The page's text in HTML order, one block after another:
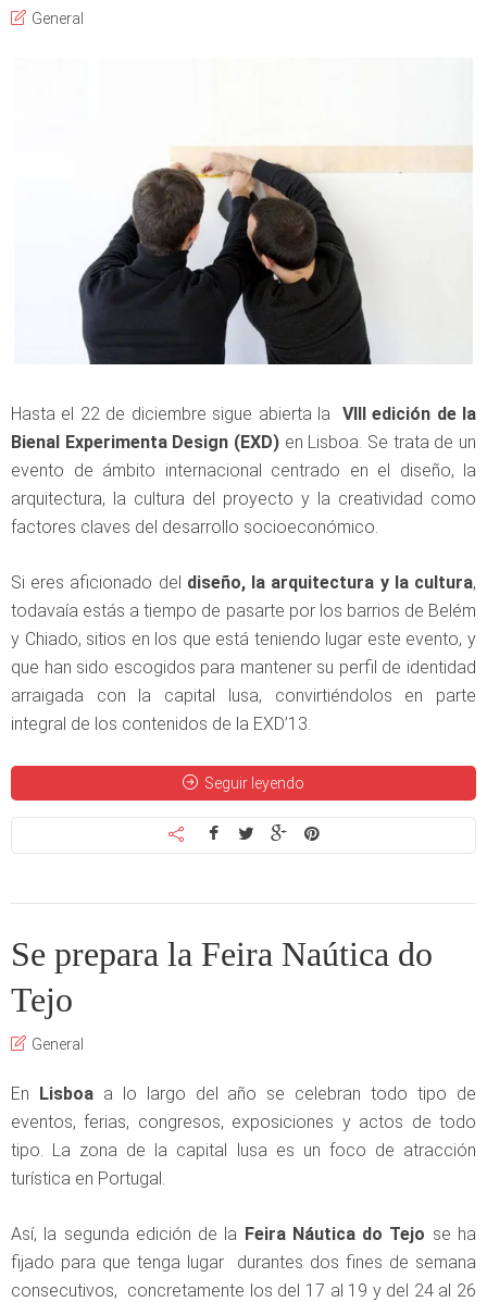
General
Hasta el 22 de diciembre sigue abierta la
VIII edición de la
Bienal Experimenta Design (EXD) en Lisboa. Se trata de un
evento de ámbito internacional centrado en el diseño, la
arquitectura, la cultura del proyecto y la creatividad como
factores claves del desarrollo socioeconómico.
Si eres aficionado del diseño, la arquitectura y la cultura,
todavaía estás a tiempo de pasarte por los barrios de Belém
y Chiado, sitios en los que está teniendo lugar este evento, y
que han sido escogidos para mantener su perfil de identidad
arraigada con la capital lusa, convirtiéndolos en parte
integral de los contenidos de la EXD’13.
Seguir leyendo
Se prepara la Feira Naútica do
Tejo
General
En Lisboaa lo largo del año se celebran todo tipo de
eventos, ferias, congresos, exposiciones y actos de todo
tipo. La zona de la capital lusa es un foco de atracción
turística en Portugal.
Así, la segunda edición de la Feira Náutica do Tejo se ha
fijado para que tenga lugar durantes dos fines de semana
consecutivos, concretamente los del 17 al 19 y del 24 al 26